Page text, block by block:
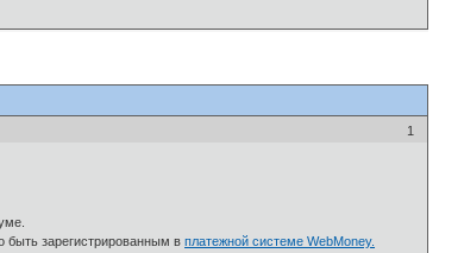
1
быть зарегистрированным вплатежной системе WebMoney.